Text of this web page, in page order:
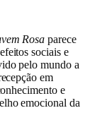
Rosa parece
sociais e
pelo mundo a
em
e
emocional da